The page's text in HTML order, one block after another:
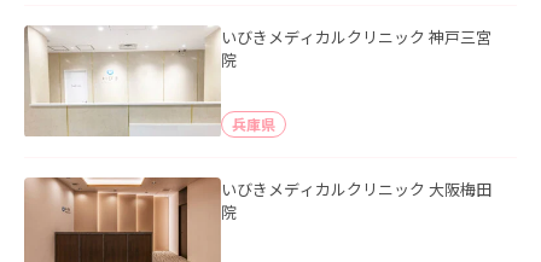
いびきメディカルクリニック 神戸三宮
院
兵庫県
いびきメディカルクリニック 大阪梅田
院